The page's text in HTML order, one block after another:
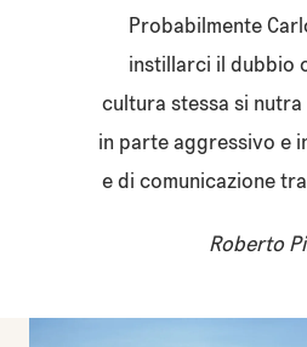
Probabilmente
instillarci il dubbio
cultura stessa si
in parte aggressivo e
e di comunicazione
Roberto